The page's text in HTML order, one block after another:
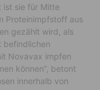
sie für Mitte
Proteinimpfstoff aus
gezählt wird, als
befindlichen
Novavax impfen
können”, betont
innerhalb von